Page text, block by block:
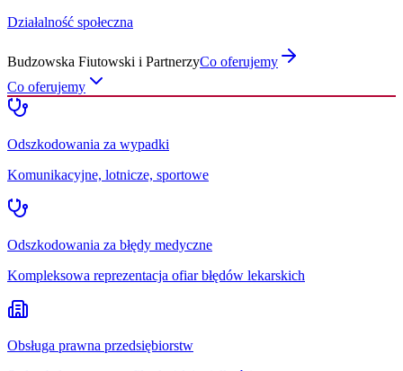
Działalność społeczna
Budzowska Fiutowski i PartnerzyCo oferujemy
Co oferujemy
Odszkodowania za wypadki
Komunikacyjne, lotnicze, sportowe
Odszkodowania za błędy medyczne
Kompleksowa reprezentacja ofiar błędów lekarskich
Obsługa prawna przedsiębiorstw